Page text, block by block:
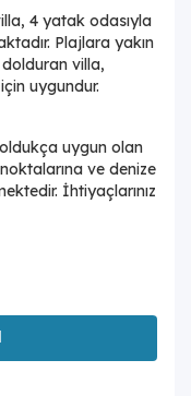
4 yatak odasıyla
Plajlara yakın
villa,
uygundur.
uygun olan
ve denize
İhtiyaçlarınız
kapasiteye uygun
tasarlanmış
çift kişilik
iki adet tek
karşılık